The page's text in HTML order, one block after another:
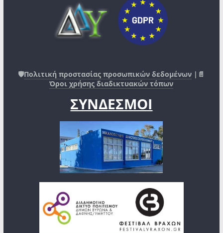
🛡️Πολιτική προστασίας προσωπικών δεδομένων |📄
Όροι χρήσης διαδικτυακών τόπων
ΣΥΝΔΕΣΜΟΙ